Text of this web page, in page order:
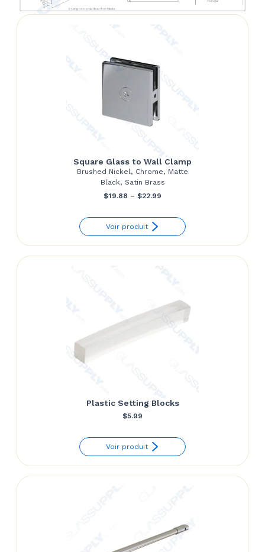
Square Glass to Wall Clamp
Brushed Nickel, Chrome, Matte
Black, Satin Brass
$19.88 – $22.99
$19.88
through
Voir produit
Plastic Setting Blocks
$5.99
Voir produit